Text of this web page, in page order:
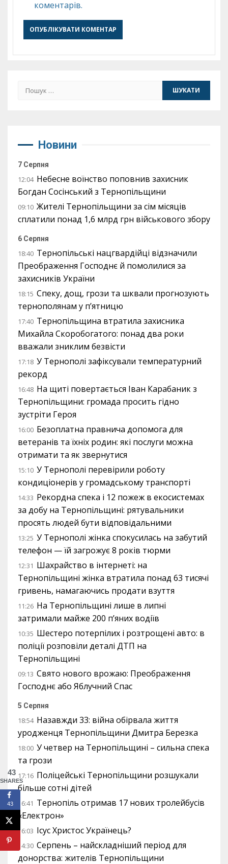
коментарів.
Пошук:
Новини
7 Серпня
12:04 Небесне воїнство поповнив захисник
Богдан Сосінський з Тернопільщини
09:10 Жителі Тернопільщини за сім місяців
сплатили понад 1,6 млрд грн військового збору
6 Серпня
18:40 Тернопільські нацгвардійці відзначили
Преображення Господнє й помолилися за
захисників України
18:15 Спеку, дощ, грози та шквали прогнозують
тернополянам у п’ятницю
17:40 Тернопільщина втратила захисника
Михайла Скоробогатого: понад два роки
вважали зниклим безвісти
17:18 У Тернополі зафіксували температурний
рекорд
16:48 На щиті повертається Іван Карабаник з
Тернопільщини: громада просить гідно
зустріти Героя
16:00 Безоплатна правнича допомога для
ветеранів та їхніх родин: які послуги можна
отримати та як звернутися
15:10 У Тернополі перевірили роботу
кондиціонерів у громадському транспорті
14:33 Рекордна спека і 12 пожеж в екосистемах
за добу на Тернопільщині: рятувальники
просять людей бути відповідальними
13:25 У Тернополі жінка спокусилась на забутий
телефон — їй загрожує 8 років тюрми
12:31 Шахрайство в інтернеті: на
Тернопільщині жінка втратила понад 63 тисячі
гривень, намагаючись продати взуття
11:26 На Тернопільщині лише в липні
затримали майже 200 п’яних водіїв
10:35 Шестеро потерпілих і розтрощені авто: в
поліції розповіли деталі ДТП на
Тернопільщині
09:13 Свято нового врожаю: Преображення
Господнє або Яблучний Спас
5 Серпня
18:54 Назавжди 33: війна обірвала життя
уродженця Тернопільщини Дмитра Березка
18:00 У четвер на Тернопільщині – сильна спека
та грози
17:16 Поліцейські Тернопільщини розшукали
більше сотні дітей
16:41 Тернопіль отримав 17 нових тролейбусів
«Електрон»
16:03 Ісус Христос Українець?
14:30 Серпень – найскладніший період для
донорства: жителів Тернопільщини
43
SHARES
43